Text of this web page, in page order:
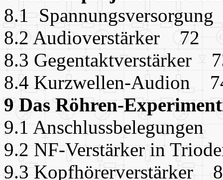
8.1
8.2 Audioverstärker 72
8.3 Gegentaktverstärker
8.4 Kurzwellen-Audion
9 Das Röhren-
9.1 Anschlussbelegungen
9.2 NF-Verstärker in
9.3 Kopfhörerverstärker